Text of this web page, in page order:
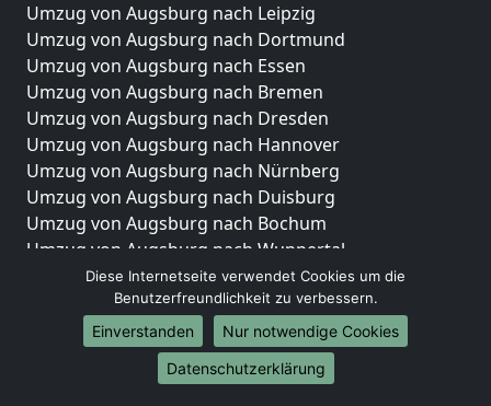
Umzug von Augsburg nach Leipzig
Umzug von Augsburg nach Dortmund
Umzug von Augsburg nach Essen
Umzug von Augsburg nach Bremen
Umzug von Augsburg nach Dresden
Umzug von Augsburg nach Hannover
Umzug von Augsburg nach Nürnberg
Umzug von Augsburg nach Duisburg
Umzug von Augsburg nach Bochum
Umzug von Augsburg nach Wuppertal
Umzug von Augsburg nach Bielefeld
Umzug von Augsburg nach Bonn
Umzug von Augsburg nach Münster
Internationale-Umzüge
Diese Internetseite verwendet Cookies um die
Benutzerfreundlichkeit zu verbessern.
Einverstanden
Nur notwendige Cookies
Datenschutzerklärung